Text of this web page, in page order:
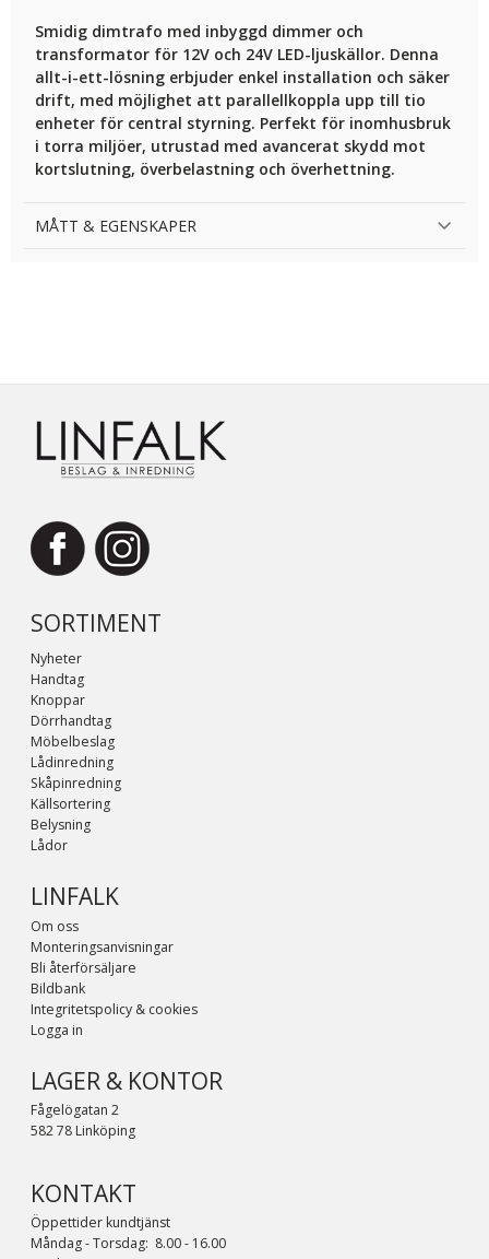
Smidig dimtrafo med inbyggd dimmer och
transformator för 12V och 24V LED-ljuskällor. Denna
allt-i-ett-lösning erbjuder enkel installation och säker
drift, med möjlighet att parallellkoppla upp till tio
enheter för central styrning. Perfekt för inomhusbruk
i torra miljöer, utrustad med avancerat skydd mot
kortslutning, överbelastning och överhettning.
MÅTT & EGENSKAPER
SORTIMENT
Nyheter
Handtag
Knoppar
Dörrhandtag
Möbelbeslag
Lådinredning
Skåpinredning
Källsortering
Belysning
Lådor
LINFALK
Om oss
Monteringsanvisningar
Bli återförsäljare
Bildbank
Integritetspolicy & cookies
Logga in
LAGER & KONTOR
Fågelögatan 2
582 78 Linköping
KONTAKT
Öppettider kundtjänst
Måndag - Torsdag: 8.00 - 16.00